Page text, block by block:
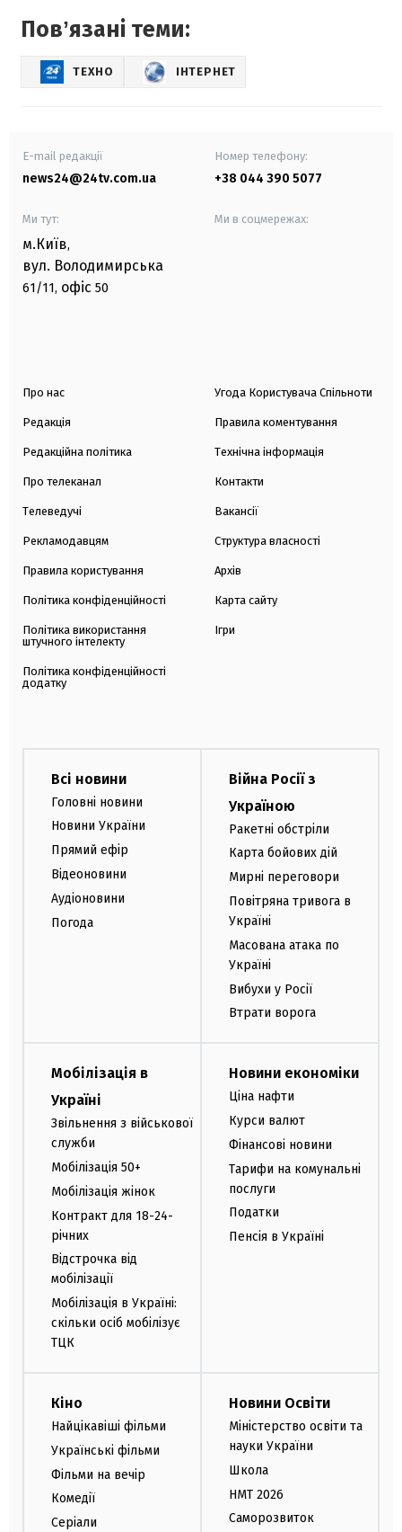
Повʼязані теми:
ТЕХНО ІНТЕРНЕТ
E-mail редакції
news24@24tv.com.ua
Номер телефону:
+38 044 390 5077
Ми тут:
м.Київ,
вул. Володимирська
61/11, офіс 50
Ми в соцмережах:
Про нас
Редакція
Редакційна політика
Про телеканал
Телеведучі
Рекламодавцям
Правила користування
Політика конфіденційності
Політика використання
штучного інтелекту
Політика конфіденційності
додатку
Угода Користувача Спільноти
Правила коментування
Технічна інформація
Контакти
Вакансії
Структура власності
Архів
Карта сайту
Ігри
Всі новини
Головні новини
Новини України
Прямий ефір
Відеоновини
Аудіоновини
Погода
Війна Росії з
Україною
Ракетні обстріли
Карта бойових дій
Мирні переговори
Повітряна тривога в
Україні
Масована атака по
Україні
Вибухи у Росії
Втрати ворога
Мобілізація в
Україні
Звільнення з військової
служби
Мобілізація 50+
Мобілізація жінок
Контракт для 18-24-
річних
Відстрочка від
мобілізації
Мобілізація в Україні:
скільки осіб мобілізує
ТЦК
Новини економіки
Ціна нафти
Курси валют
Фінансові новини
Тарифи на комунальні
послуги
Податки
Пенсія в Україні
Кіно
Найцікавіші фільми
Українські фільми
Фільми на вечір
Комедії
Серіали
Новини Освіти
Міністерство освіти та
науки України
Школа
НМТ 2026
Саморозвиток